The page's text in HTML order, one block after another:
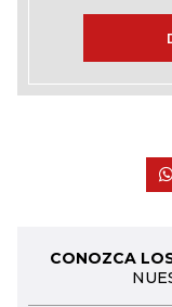
CONOZCA